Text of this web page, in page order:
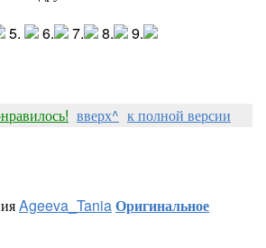
5. 6. 7. 8.
9.
вверх^ к полной версии
Ageeva_TaniaОригинальное